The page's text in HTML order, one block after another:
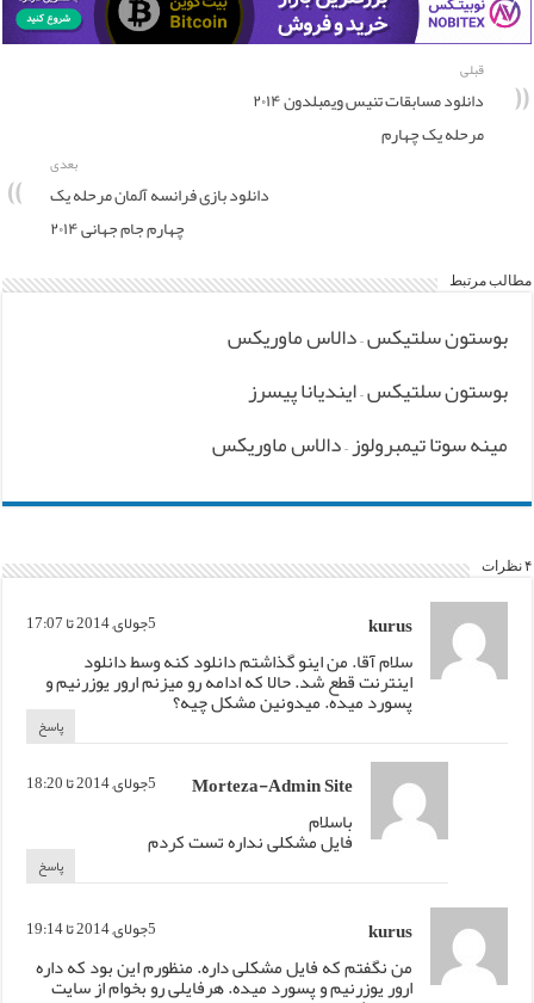
قبلی
دانلود مسابقات تنیس ویمبلدون ۲۰۱۴
مرحله یک چهارم
بعدی
دانلود بازی فرانسه آلمان مرحله یک
چهارم جام جهانی ۲۰۱۴
مطالب مرتبط
بوستون سلتیکس – دالاس ماوریکس
بوستون سلتیکس – ایندیانا پیسرز
مینه سوتا تیمبرولوز – دالاس ماوریکس
۴ نظرات
kurus 5جولای, 2014 تا 17:07
سلام آقا. من اینو گذاشتم دانلود کنه وسط دانلود
اینترنت قطع شد. حالا که ادامه رو میزنم ارور یوزرنیم و
پسورد میده. میدونین مشکل چیه؟
پاسخ
Morteza-Admin Site 5جولای, 2014 تا 18:20
باسلام
فایل مشکلی نداره تست کردم
پاسخ
kurus 5جولای, 2014 تا 19:14
من نگفتم که فایل مشکلی داره. منظورم این بود که داره
ارور یوزرنیم و پسورد میده. هرفایلی رو بخوام از سایت